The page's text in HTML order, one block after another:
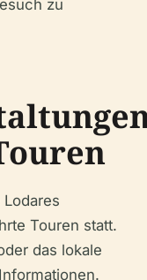
zu
Touren statt.
das lokale